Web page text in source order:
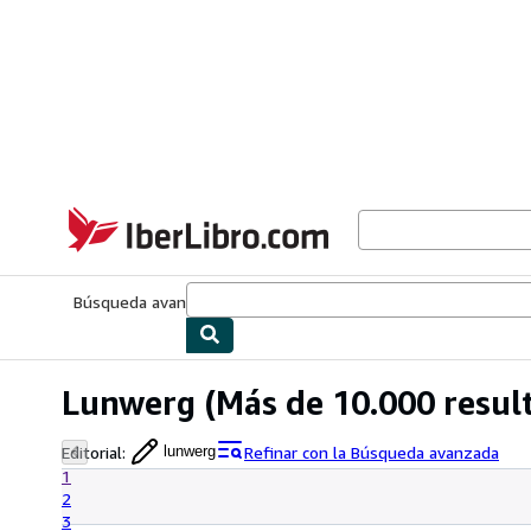
IberLibro.com
Búsqueda avanzada
Lunwerg (Más de 10.000
Editorial: lunwerg
Refinar con la Búsqueda avanzada
1
2
3